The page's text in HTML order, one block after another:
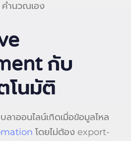
คำนวณเอง
กับ
โนมัติ
ลาออนไลน์เกิดเมื่อข้อมูลไหล
โดยไม่ต้อง export-